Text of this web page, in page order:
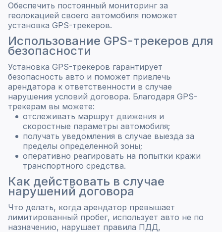
Обеспечить постоянный мониторинг за
геолокацией своего автомобиля поможет
установка GPS-трекеров.
Использование GPS-трекеров для
безопасности
Установка GPS-трекеров гарантирует
безопасность авто и поможет привлечь
арендатора к ответственности в случае
нарушения условий договора. Благодаря GPS-
трекерам вы можете:
отслеживать маршрут движения и
скоростные параметры автомобиля;
получать уведомления в случае выезда за
пределы определенной зоны;
оперативно реагировать на попытки кражи
транспортного средства.
Как действовать в случае
нарушений договора
Что делать, когда арендатор превышает
лимитированный пробег, использует авто не по
назначению, нарушает правила ПДД,